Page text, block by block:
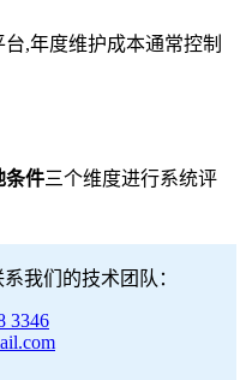
,年度维护成本通常控制
条件三个维度进行系统评
我们的技术团队：
3346